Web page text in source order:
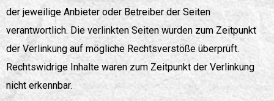
der jeweilige Anbieter oder Betreiber der Seiten
verantwortlich. Die verlinkten Seiten wurden zum Zeitpunkt
der Verlinkung auf mögliche Rechtsverstöße überprüft.
Rechtswidrige Inhalte waren zum Zeitpunkt der Verlinkung
nicht erkennbar.